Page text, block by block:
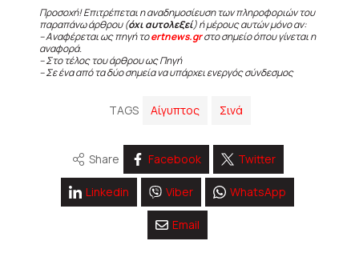
Προσοχή! Επιτρέπεται η αναδημοσίευση των πληροφοριών του
παραπάνω άρθρου (όχι αυτολεξεί) ή μέρους αυτών μόνο αν:
– Αναφέρεται ως πηγή τοertnews.grστο σημείο όπου γίνεται η
αναφορά.
– Στο τέλος του άρθρου ως Πηγή
– Σε ένα από τα δύο σημεία να υπάρχει ενεργός σύνδεσμος
TAGS Αίγυπτος Σινά
Share Facebook Twitter
Linkedin Viber WhatsApp
Email